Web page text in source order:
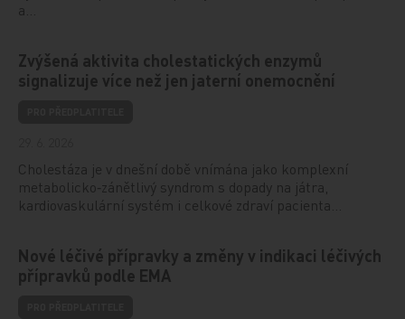
a…
Zvýšená aktivita cholestatických enzymů
signalizuje více než jen jaterní onemocnění
Cholestáza je v dnešní době vnímána jako komplexní
metabolicko‑zánětlivý syndrom s dopady na játra,
kardiovaskulární systém i celkové zdraví pacienta…
Nové léčivé přípravky a změny v indikaci léčivých
přípravků podle EMA